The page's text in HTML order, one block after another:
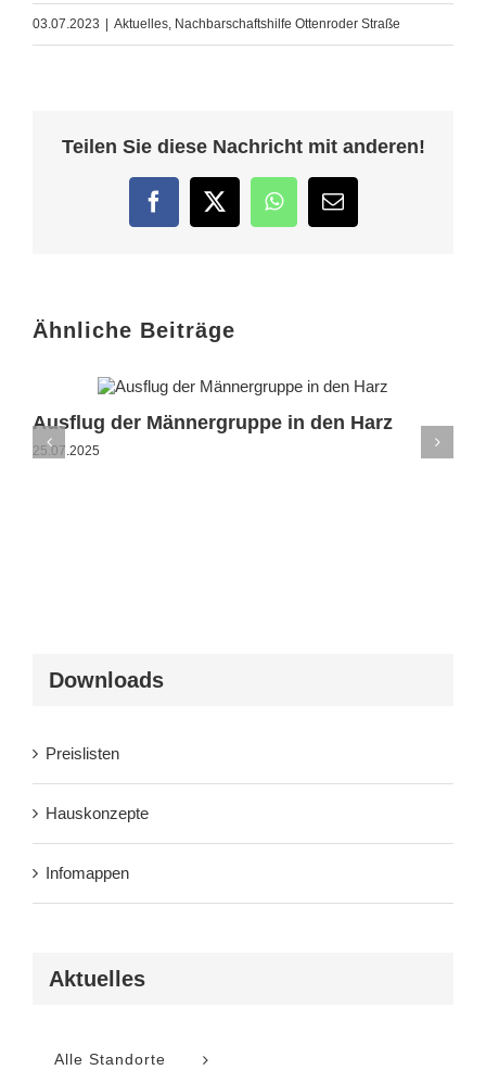
03.07.2023 Aktuelles, Nachbarschaftshilfe Ottenroder Straße
Teilen Sie diese Nachricht mit anderen!
FacebookTwitterWhatsApp
E-
Mail
Ähnliche Beiträge
Ausflug der Männergruppe in den Harz
25.07.2025
Downloads
Preislisten
Hauskonzepte
Infomappen
Aktuelles
Alle Standorte